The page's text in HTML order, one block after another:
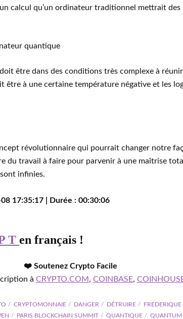
calcul qu’un ordinateur traditionnel mettrait des
quantique
être dans des conditions très complexe à
être à une certaine température négative et les
révolutionnaire qui pourrait changer notre
du travail à faire pour parvenir à une maîtrise
infinies.
08 17:35:17 | Durée : 00:30:06
T en français !
❤️ Soutenez Crypto Facile
à CRYPTO.COM , COINBASE,
CRYPTOMONNAIE DANGER DÉTRUIRE FREDERIQUE
PARIS BLOCKCHAIN SUMMIT QUANTIQUE QUANTUM